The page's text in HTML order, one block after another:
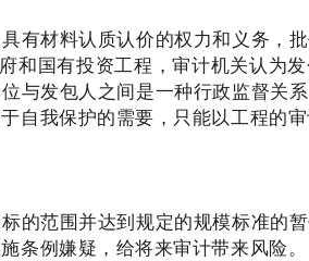
有材料认质认价的权力和义务，
和国有投资工程，审计机关认为
与发包人之间是一种行政监督关
自我保护的需要，只能以工程的审
的范围并达到规定的规模标准的
条例嫌疑，给将来审计带来风险。